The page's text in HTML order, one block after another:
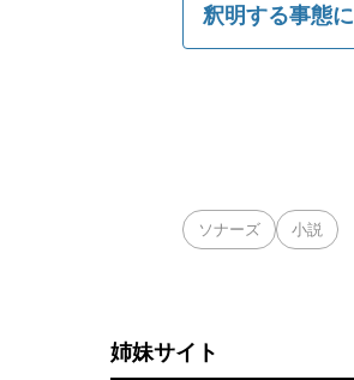
釈明する事態に
ソナーズ 小説
姉妹サイト